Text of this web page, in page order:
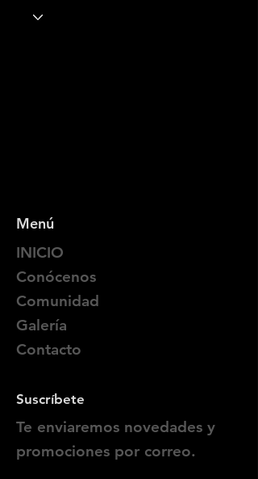
Menú
INICIO
Conócenos
Comunidad
Galería
Contacto
Suscríbete
Te enviaremos novedades y
promociones por correo.